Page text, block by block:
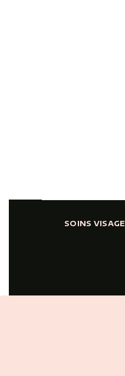
SOINS VISAGE